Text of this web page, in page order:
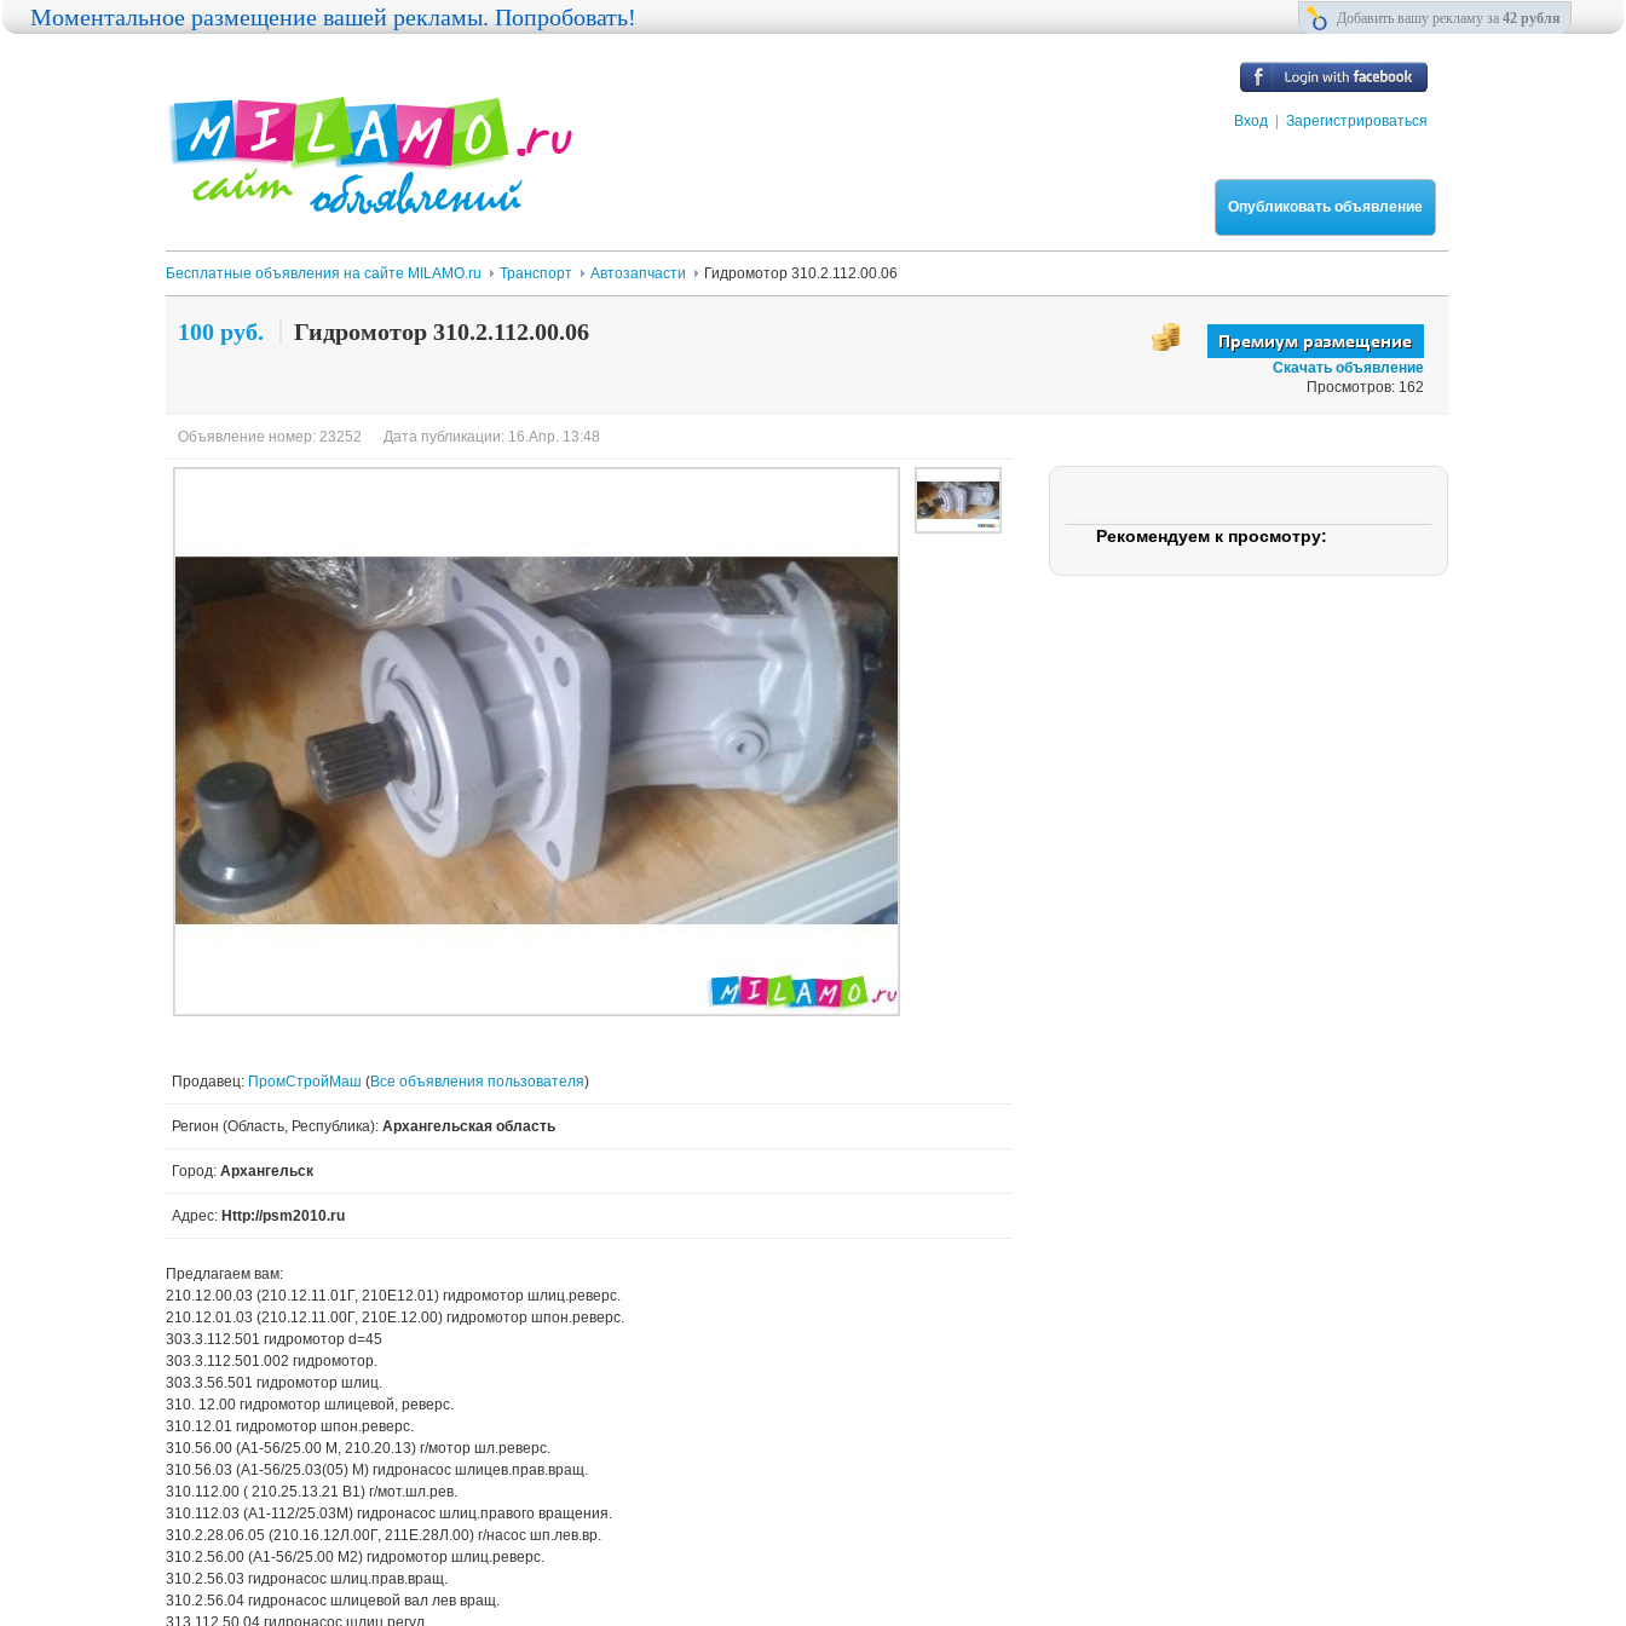
Вход Зарегистрироваться
Опубликовать объявление
Бесплатные объявления на сайте MILAMO.ru Транспорт Автозапчасти Гидромотор 310.2.112.00.06
100 руб. Гидромотор 310.2.112.00.06
Скачать объявление
Просмотров: 162
Объявление номер: 23252 Дата публикации: 16.Апр. 13:48
Продавец: ПромСтройМаш (Все объявления пользователя)
Регион (Область, Республика): Архангельская область
Город: Архангельск
Адрес: Http://psm2010.ru
Предлагаем вам:
210.12.00.03 (210.12.11.01Г, 210Е12.01) гидромотор шлиц.реверс.
210.12.01.03 (210.12.11.00Г, 210Е.12.00) гидромотор шпон.реверс.
303.3.112.501 гидромотор d=45
303.3.112.501.002 гидромотор.
303.3.56.501 гидромотор шлиц.
310. 12.00 гидромотор шлицевой, реверс.
310.12.01 гидромотор шпон.реверс.
310.56.00 (А1-56/25.00 М, 210.20.13) г/мотор шл.реверс.
310.56.03 (А1-56/25.03(05) М) гидронасос шлицев.прав.вращ.
310.112.00 ( 210.25.13.21 В1) г/мот.шл.рев.
310.112.03 (А1-112/25.03М) гидронасос шлиц.правого вращения.
310.2.28.06.05 (210.16.12Л.00Г, 211Е.28Л.00) г/насос шп.лев.вр.
310.2.56.00 (А1-56/25.00 М2) гидромотор шлиц.реверс.
310.2.56.03 гидронасос шлиц.прав.вращ.
310.2.56.04 гидронасос шлицевой вал лев вращ.
313.112.50.04 гидронасос шлиц.регул.
Моментальное размещение вашей рекламы. Попробовать! Добавить вашу рекламу за 42 рубля
Рекомендуем к просмотру: